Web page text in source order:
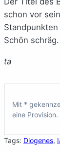
schon vor
Schön schräg.
ta
Mit *
eine
Tags: Diogenes,